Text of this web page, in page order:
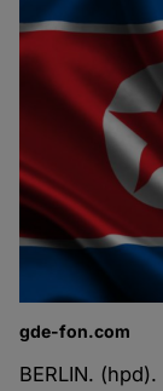
gde-fon.com
BERLIN. (hpd).